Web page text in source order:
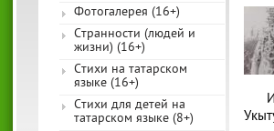
Фотогалерея (16+)
Странности (людей и
жизни) (16+)
Стихи на татарском
языке (16+)
Стихи для детей на
татарском языке (8+)